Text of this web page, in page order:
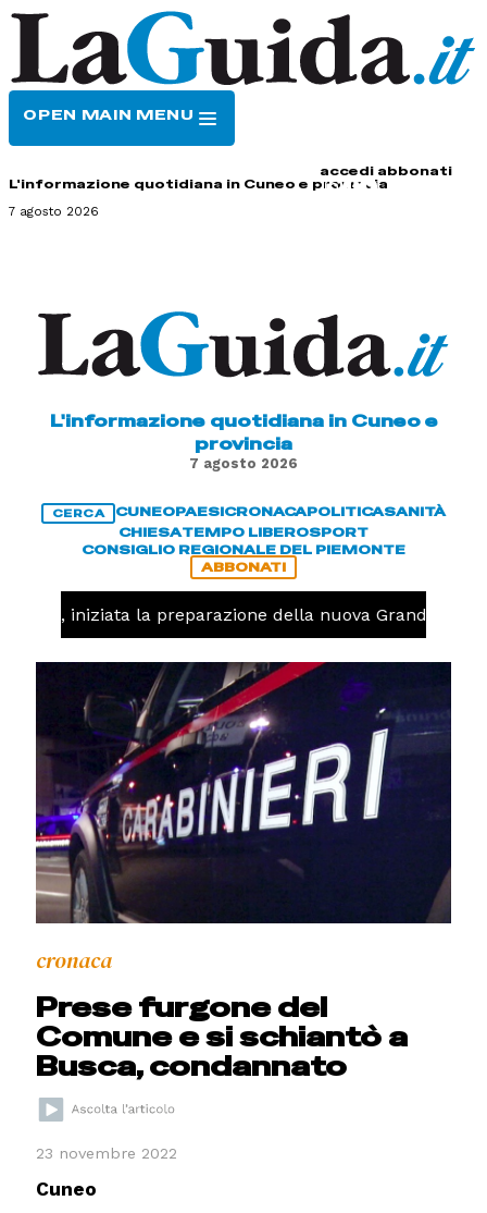
OPEN MAIN MENU
accedi abbonati
L'informazione quotidiana in Cuneo e provincia
7 agosto 2026
L'informazione quotidiana in Cuneo e
provincia
7 agosto 2026
CERCA CUNEOPAESICRONACAPOLITICASANITÀ
CHIESATEMPO LIBEROSPORT
CONSIGLIO REGIONALE DEL PIEMONTE
ABBONATI
iniziata la preparazione della nuova Granda Volley
cronaca
Prese furgone del
Comune e si schiantò a
Busca, condannato
23 novembre 2022
Cuneo